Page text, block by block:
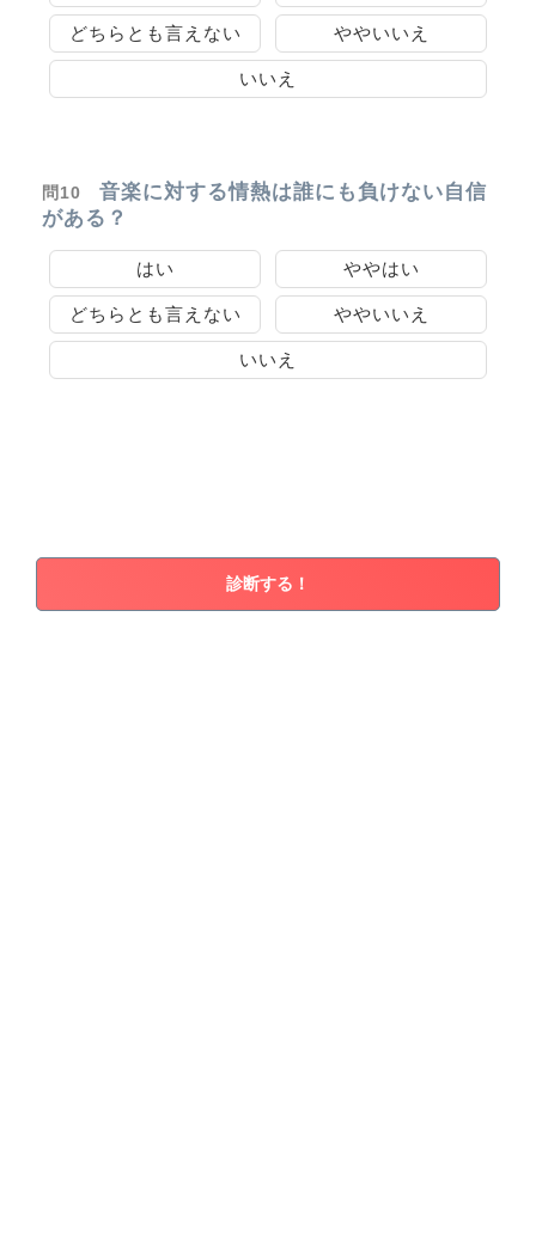
どちらとも言えない ややいいえ
いいえ
問10
音楽に対する情熱は誰にも負けない自信
がある？
はい ややはい
どちらとも言えない ややいいえ
いいえ